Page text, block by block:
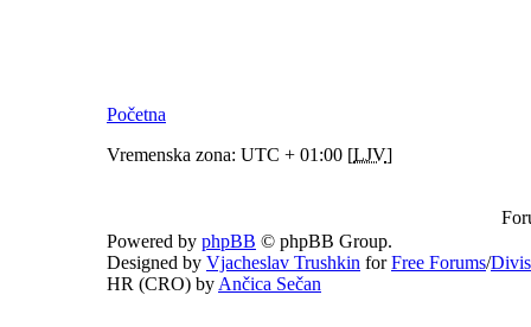
Početna
Vremenska zona: UTC + 01:00 [LJV]
Powered by phpBB © phpBB Group.
Designed by Vjacheslav Trushkin forFree Forums/
HR (CRO) by Ančica Sečan